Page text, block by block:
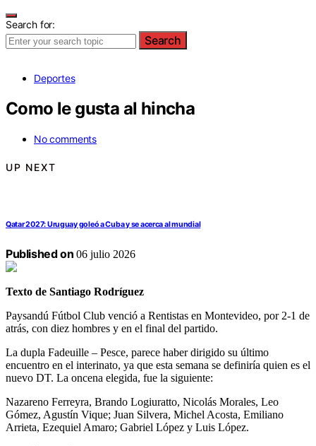
Search for:
Search
Deportes
Como le gusta al hincha
No comments
UP NEXT
Qatar 2027: Uruguay goleó a Cuba y se acerca al mundial
Published on 06 julio 2026
Texto de Santiago Rodríguez
Paysandú Fútbol Club venció a Rentistas en Montevideo, por 2-1 de
atrás, con diez hombres y en el final del partido.
La dupla Fadeuille – Pesce, parece haber dirigido su último
encuentro en el interinato, ya que esta semana se definiría quien es el
nuevo DT. La oncena elegida, fue la siguiente:
Nazareno Ferreyra, Brando Logiuratto, Nicolás Morales, Leo
Gómez, Agustín Vique; Juan Silvera, Michel Acosta, Emiliano
Arrieta, Ezequiel Amaro; Gabriel López y Luis López.